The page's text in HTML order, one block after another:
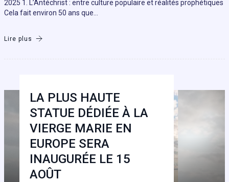
2025 1. L’Antéchrist : entre culture populaire et réalités prophétiques
Cela fait environ 50 ans que…
Lire plus
LA PLUS HAUTE
STATUE DÉDIÉE À LA
VIERGE MARIE EN
EUROPE SERA
INAUGURÉE LE 15
AOÛT